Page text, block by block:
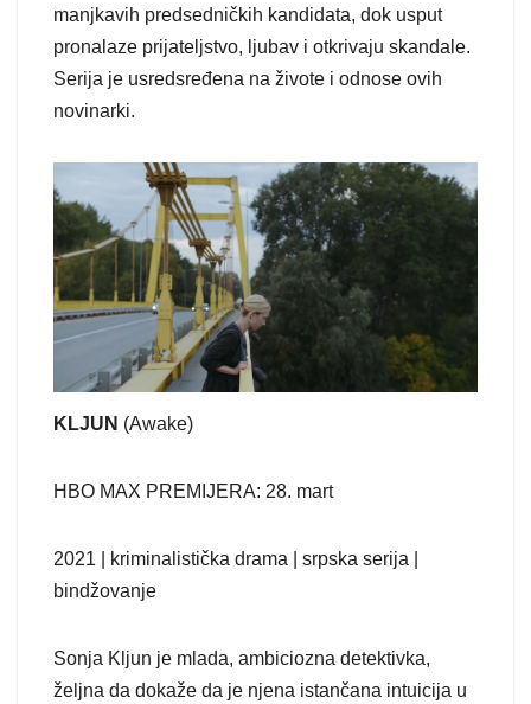
manjkavih predsedničkih kandidata, dok usput
pronalaze prijateljstvo, ljubav i otkrivaju skandale.
Serija je usredsređena na živote i odnose ovih
novinarki.
KLJUN (Awake)
HBO MAX PREMIJERA: 28. mart
2021 | kriminalistička drama | srpska serija |
bindžovanje
Sonja Kljun je mlada, ambiciozna detektivka,
željna da dokaže da je njena istančana intuicija u